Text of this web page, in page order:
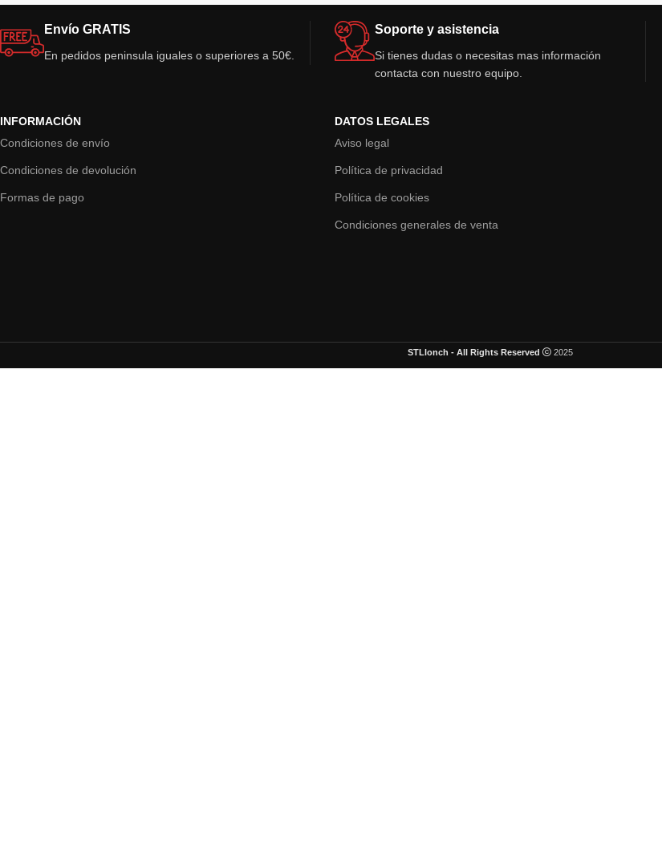
Envío GRATIS
En pedidos peninsula iguales o superiores a 50€.
Soporte y asistencia
Si tienes dudas o necesitas mas información
contacta con nuestro equipo.
INFORMACIÓN
Condiciones de envío
Condiciones de devolución
Formas de pago
DATOS LEGALES
Aviso legal
Política de privacidad
Política de cookies
Condiciones generales de venta
STLlonch - All Rights Reserved 2025